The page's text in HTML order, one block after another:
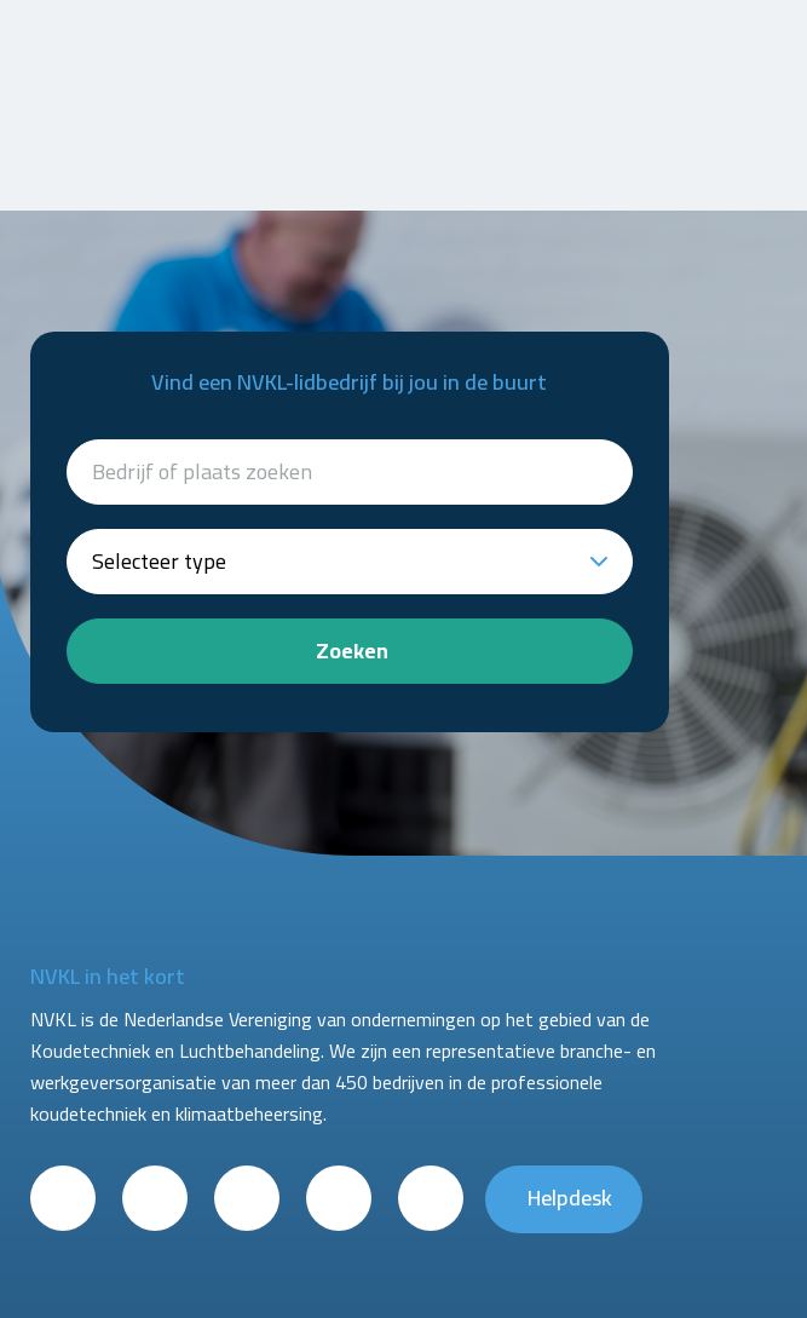
Vind een NVKL-lidbedrijf bij jou in de buurt
Zoeken
NVKL in het kort
NVKL is de Nederlandse Vereniging van ondernemingen op het gebied van de
Koudetechniek en Luchtbehandeling. We zijn een representatieve branche- en
werkgeversorganisatie van meer dan 450 bedrijven in de professionele
koudetechniek en klimaatbeheersing.
Helpdesk